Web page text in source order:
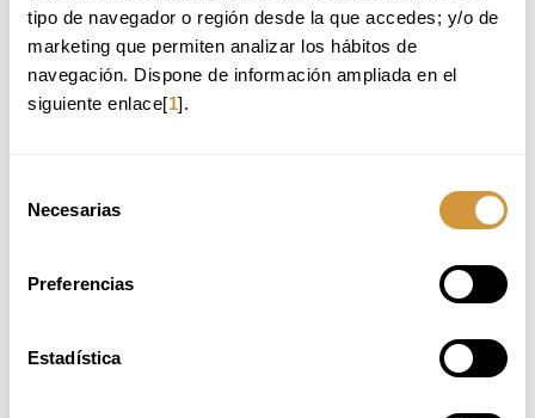
tipo de navegador o región desde la que accedes; y/o de
marketing que permiten analizar los hábitos de
navegación. Dispone de información ampliada en el
siguiente enlace[1].
Necesarias
Preferencias
Estadística
TE RECOMENDAMOS:
COCCIÓN DE PRECISIÓN: VACÍO Y BAJA
ZERO WASTE EN LA INDUSTRIA ALIMENTARIA
LA SALUD
PLAZAS DISPONIBLES